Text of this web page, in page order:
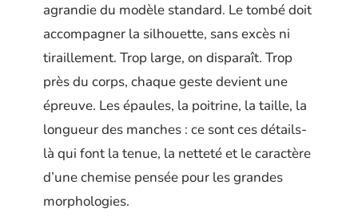
agrandie du modèle standard. Le tombé doit
accompagner la silhouette, sans excès ni
tiraillement. Trop large, on disparaît. Trop
près du corps, chaque geste devient une
épreuve. Les épaules, la poitrine, la taille, la
longueur des manches : ce sont ces détails-
là qui font la tenue, la netteté et le caractère
d’une chemise pensée pour les grandes
morphologies.